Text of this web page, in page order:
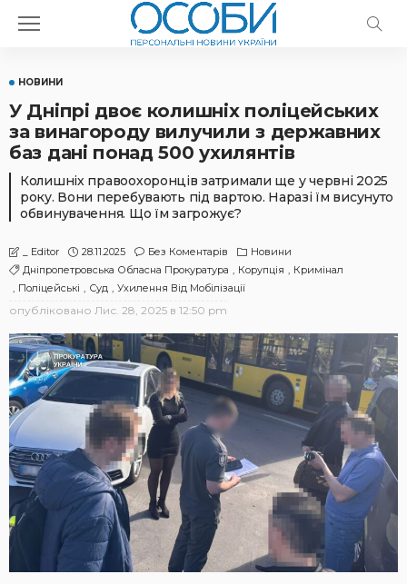
НОВИНИ
У Дніпрі двоє колишніх поліцейських
за винагороду вилучили з державних
баз дані понад 500 ухилянтів
Колишніх правоохоронців затримали ще у червні 2025
року. Вони перебувають під вартою. Наразі їм висунуто
обвинувачення. Що їм загрожує?
_ Editor 28.11.2025 Без Коментарів
Новини
Дніпропетровська Обласна Прокуратура
Корупція
Кримінал
Поліцейські
Суд Ухилення Від Мобілізації
опубліковано Лис. 28, 2025 в 12:50 pm